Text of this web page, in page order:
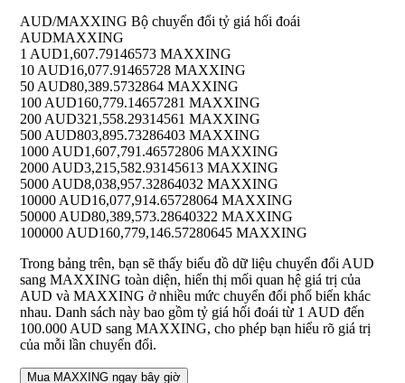
AUD/MAXXING Bộ chuyển đổi tỷ giá hối đoái
AUDMAXXING
1 AUD1,607.79146573 MAXXING
10 AUD16,077.91465728 MAXXING
50 AUD80,389.5732864 MAXXING
100 AUD160,779.14657281 MAXXING
200 AUD321,558.29314561 MAXXING
500 AUD803,895.73286403 MAXXING
1000 AUD1,607,791.46572806 MAXXING
2000 AUD3,215,582.93145613 MAXXING
5000 AUD8,038,957.32864032 MAXXING
10000 AUD16,077,914.65728064 MAXXING
50000 AUD80,389,573.28640322 MAXXING
100000 AUD160,779,146.57280645 MAXXING
Trong bảng trên, bạn sẽ thấy biểu đồ dữ liệu chuyển đổi AUD
sang MAXXING toàn diện, hiển thị mối quan hệ giá trị của
AUD và MAXXING ở nhiều mức chuyển đổi phổ biến khác
nhau. Danh sách này bao gồm tỷ giá hối đoái từ 1 AUD đến
100.000 AUD sang MAXXING, cho phép bạn hiểu rõ giá trị
của mỗi lần chuyển đổi.
Mua MAXXING ngay bây giờ